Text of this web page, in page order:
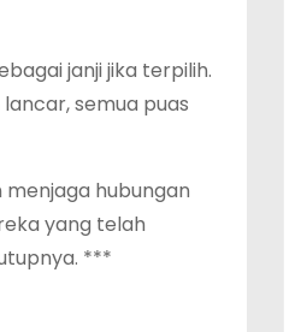
janji jika terpilih.
semua puas
hubungan
yang telah
***